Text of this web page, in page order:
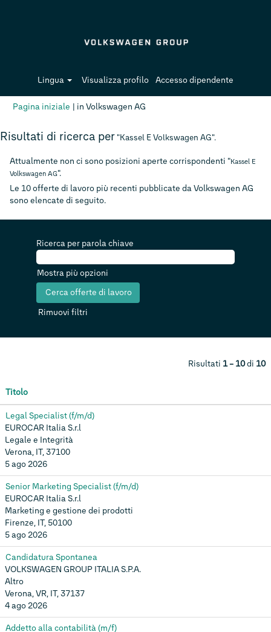
Lingua Visualizza profilo Accesso dipendente
Pagina iniziale | in Volkswagen AG
Risultati di ricerca per "Kassel E Volkswagen AG".
Attualmente non ci sono posizioni aperte corrispondenti "Kassel E
Volkswagen AG".
Le 10 offerte di lavoro più recenti pubblicate da Volkswagen AG
sono elencate di seguito.
Ricerca per parola chiave
Mostra più opzioni
Rimuovi filtri
Risultati 1 – 10di 10
Titolo
Legal Specialist (f/m/d)
EUROCAR Italia S.r.l
Legale e Integrità
Verona, IT, 37100
5 ago 2026
Senior Marketing Specialist (f/m/d)
EUROCAR Italia S.r.l
Marketing e gestione dei prodotti
Firenze, IT, 50100
5 ago 2026
Candidatura Spontanea
VOLKSWAGEN GROUP ITALIA S.P.A.
Altro
Verona, VR, IT, 37137
4 ago 2026
Addetto alla contabilità (m/f)